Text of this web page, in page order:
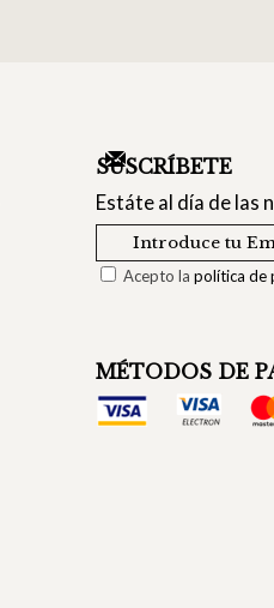
SUSCRÍBETE
Estáte al día de las
Acepto lapolítica de
MÉTODOS DE